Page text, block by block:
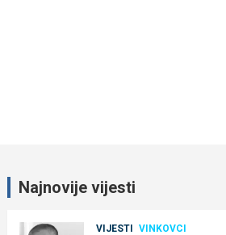
Najnovije vijesti
VIJESTI VINKOVCI